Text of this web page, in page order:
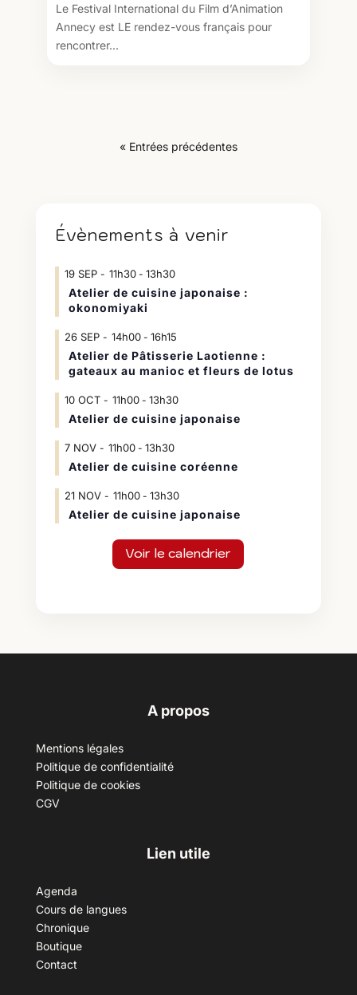
Le Festival International du Film d’Animation
Annecy est LE rendez-vous français pour
rencontrer...
« Entrées précédentes
Évènements à venir
19 SEP 11h30- 13h30
Atelier de cuisine japonaise :
okonomiyaki
26 SEP 14h00- 16h15
Atelier de Pâtisserie Laotienne :
gateaux au manioc et fleurs de lotus
10 OCT 11h00- 13h30
Atelier de cuisine japonaise
7 NOV 11h00- 13h30
Atelier de cuisine coréenne
21 NOV 11h00- 13h30
Atelier de cuisine japonaise
Voir le calendrier
A propos
Mentions légales
Politique de confidentialité
Politique de cookies
CGV
Lien utile
Agenda
Cours de langues
Chronique
Boutique
Contact